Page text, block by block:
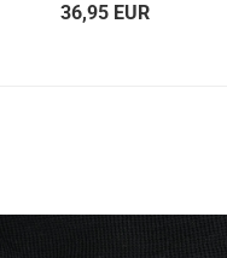
36,95 EUR